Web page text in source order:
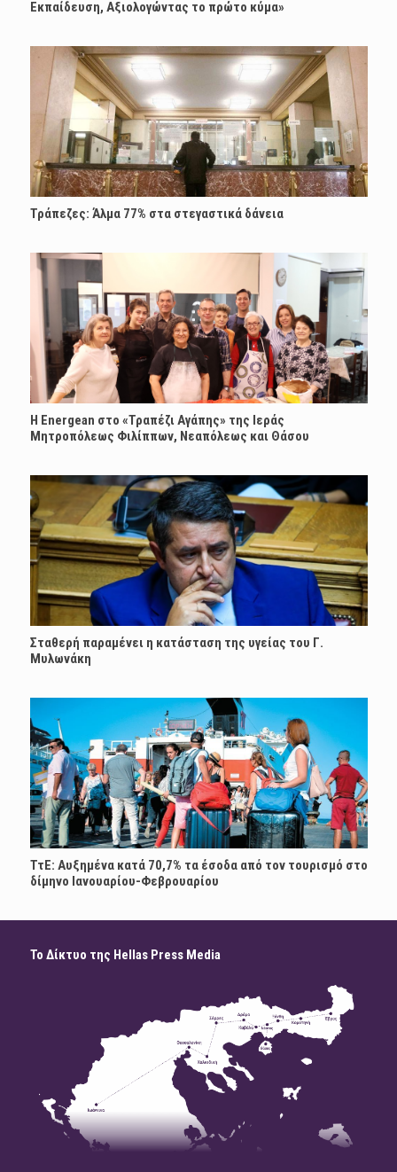
Εκπαίδευση, Αξιολογώντας το πρώτο κύμα»
Τράπεζες: Άλμα 77% στα στεγαστικά δάνεια
H Energean στο «Τραπέζι Αγάπης» της Ιεράς
Μητροπόλεως Φιλίππων, Νεαπόλεως και Θάσου
Σταθερή παραμένει η κατάσταση της υγείας του Γ.
Μυλωνάκη
ΤτΕ: Αυξημένα κατά 70,7% τα έσοδα από τον τουρισμό στο
δίμηνο Ιανουαρίου-Φεβρουαρίου
Το Δίκτυο της Hellas Press Media